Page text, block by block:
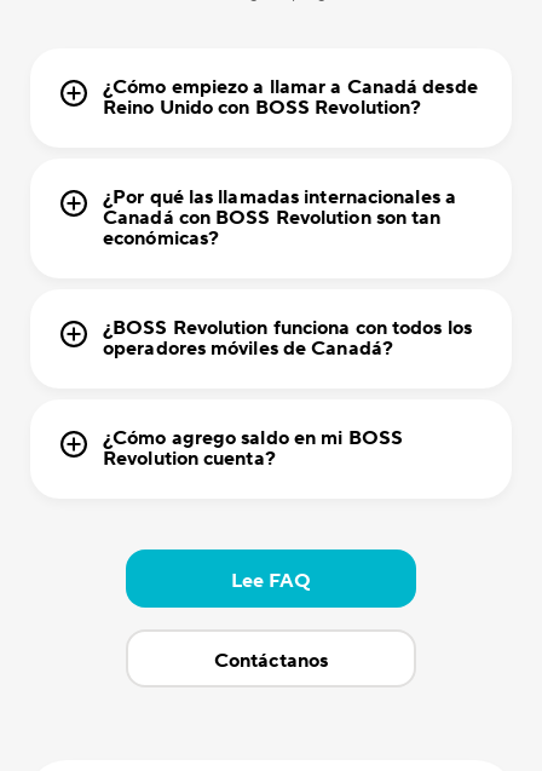
¿Cómo empiezo a llamar a Canadá desde
Reino Unido con BOSS Revolution?
¿Por qué las llamadas internacionales a
Canadá con BOSS Revolution son tan
económicas?
¿BOSS Revolution funciona con todos los
operadores móviles de Canadá?
¿Cómo agrego saldo en mi BOSS
Revolution cuenta?
Lee FAQ
Contáctanos